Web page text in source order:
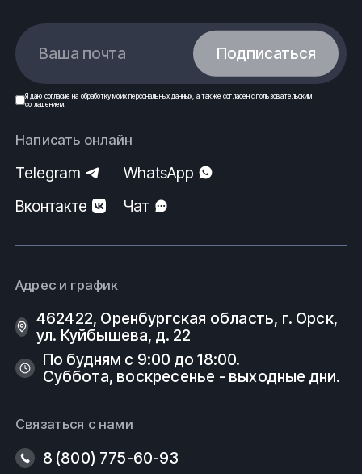
Ваша почта Подписаться
Я даю согласие на обработку моих персональных данных, а также согласен спользовательским
соглашением.
Написать онлайн
Telegram
WhatsApp
Вконтакте
Чат
Адрес и график
462422, Оренбургская область, г. Орск,
ул. Куйбышева, д. 22
По будням с 9:00 до 18:00.
Суббота, воскресенье - выходные дни.
Связаться с нами
8 (800) 775-60-93